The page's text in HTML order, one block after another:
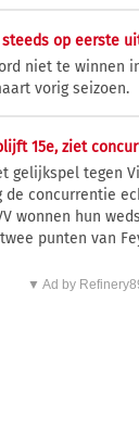
op eerste
niet te winnen
vorig seizoen.
15e, ziet
gelijkspel tegen
de concurrentie
wonnen hun
punten van
▼ Ad by